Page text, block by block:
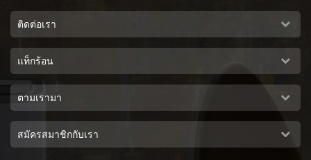
ของอุตสาหกรรม21
ติดต่อเรา
แท็กร้อน
ตามเรามา
สมัครสมาชิกกับเรา